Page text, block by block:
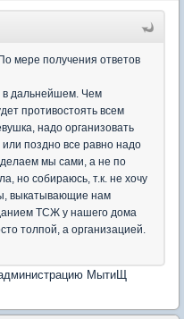
мере получения ответов
в дальнейшем. Чем
противостоять всем
надо организовать
поздно все равно надо
мы сами, а не по
но собираюсь, т.к. не хочу
выкатывающие нам
ТСЖ у нашего дома
толпой, а организацией.
МытиЩ